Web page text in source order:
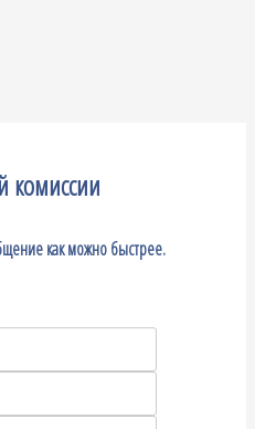
комиссии
как можно быстрее.